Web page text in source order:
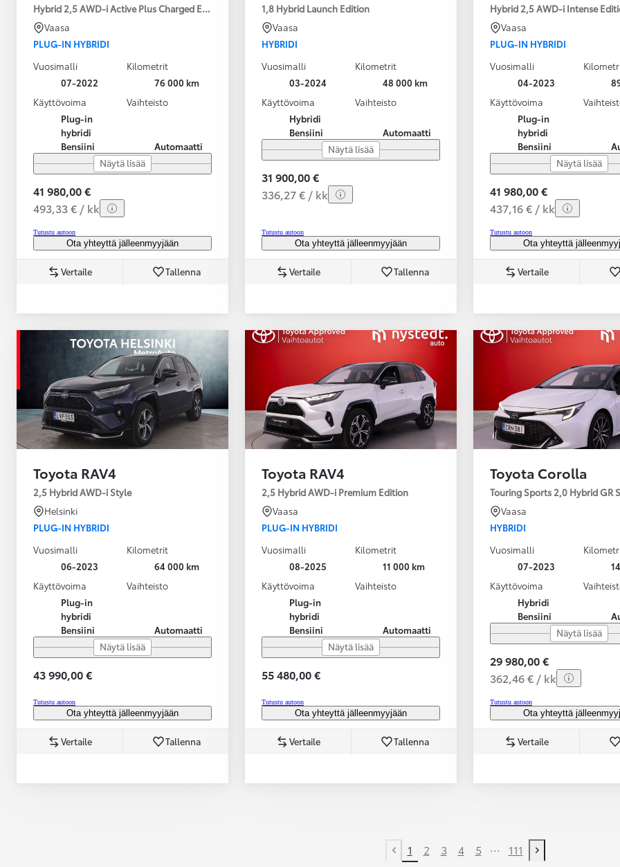
Hybrid 2,5 AWD-i Active Plus Charged Edition
Vaasa
PLUG-IN HYBRIDI
Vuosimalli
07-2022
Kilometrit
76 000 km
Käyttövoima
Plug-in
hybridi
Bensiini
Vaihteisto
Automaatti
Näytä lisää
41 980,00 €
493,33 € / kk
Tutustu autoon
Ota yhteyttä jälleenmyyjään
Vertaile Tallenna
1,8 Hybrid Launch Edition
Vaasa
HYBRIDI
Vuosimalli
03-2024
Kilometrit
48 000 km
Käyttövoima
Hybridi
Bensiini
Vaihteisto
Automaatti
Näytä lisää
31 900,00 €
336,27 € / kk
Tutustu autoon
Ota yhteyttä jälleenmyyjään
Vertaile Tallenna
Hybrid 2,5 AWD-i Intense
Vaasa
PLUG-IN HYBRIDI
Vuosimalli
04-2023
Käyttövoima
Plug-in
hybridi
Bensiini
Näytä lisää
41 980,00 €
437,16 € / kk
Tutustu autoon
Ota yhteyttä
Vertaile
Toyota RAV4
2,5 Hybrid AWD-i Style
Helsinki
PLUG-IN HYBRIDI
Vuosimalli
06-2023
Kilometrit
64 000 km
Käyttövoima
Plug-in
hybridi
Bensiini
Vaihteisto
Automaatti
Näytä lisää
43 990,00 €
Tutustu autoon
Ota yhteyttä jälleenmyyjään
Vertaile Tallenna
Toyota RAV4
2,5 Hybrid AWD-i Premium Edition
Vaasa
PLUG-IN HYBRIDI
Vuosimalli
08-2025
Kilometrit
11 000 km
Käyttövoima
Plug-in
hybridi
Bensiini
Vaihteisto
Automaatti
Näytä lisää
55 480,00 €
Tutustu autoon
Ota yhteyttä jälleenmyyjään
Vertaile Tallenna
Toyota Corolla
Touring Sports 2,0 Hybrid GR
Vaasa
HYBRIDI
Vuosimalli
07-2023
Käyttövoima
Hybridi
Bensiini
Näytä lisää
29 980,00 €
362,46 € / kk
Tutustu autoon
Ota yhteyttä
Vertaile
Previous page
1 2 3 4 5 ... 111
Next page